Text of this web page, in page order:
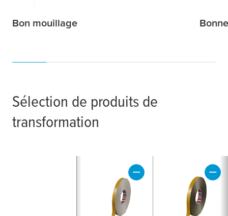
Bon mouillage
Sélection de produits de
transformation